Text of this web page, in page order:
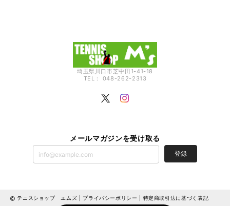
埼玉県川口市芝中田1-41-18
TEL： 048-262-2313
メールマガジンを受け取る
登録
テニスショップ エムズ | プライバシーポリシー 特定商取引法に基づく表記